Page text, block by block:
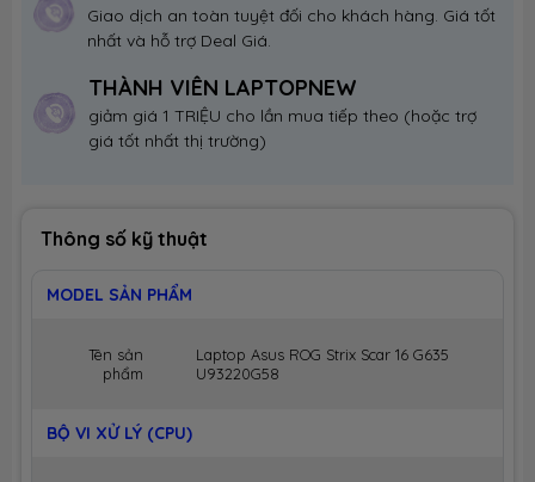
Giao dịch an toàn tuyệt đối cho khách hàng. Giá tốt
nhất và hỗ trợ Deal Giá.
THÀNH VIÊN LAPTOPNEW
giảm giá 1 TRIỆU cho lần mua tiếp theo (hoặc trợ
giá tốt nhất thị trường)
Thông số kỹ thuật
MODEL SẢN PHẨM
Tên sản
phẩm
Laptop Asus ROG Strix Scar 16 G635
U93220G58
BỘ VI XỬ LÝ (CPU)